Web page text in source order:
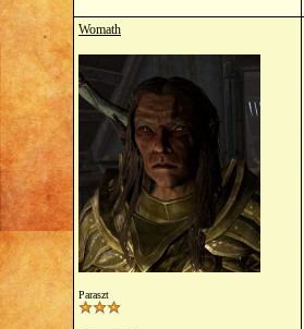
Womath
Paraszt